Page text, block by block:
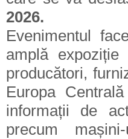
2026.
Evenimentul
amplă
producători,
Europa
informații de
precum